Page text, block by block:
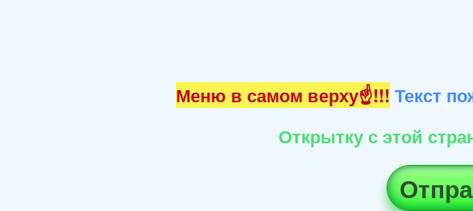
Меню в самом верху☝!!! Текст
Открытку с этой